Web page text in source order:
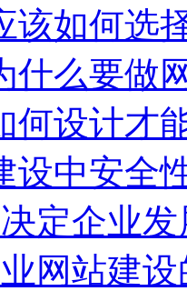
该如何选
什么要做
何设计才
设中安全
定企业
网站建